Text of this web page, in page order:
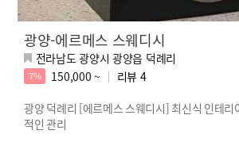
광양-에르메스 스웨디시
전라남도 광양시 광양읍 덕례리
7% 150,000 ~ 리뷰 4
광양 덕례리 [에르메스 스웨디시] 최신식 인테리
적인 관리